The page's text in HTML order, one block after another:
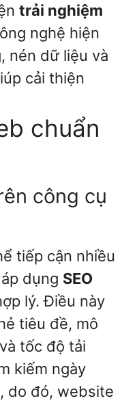
trải nghiệm
nghệ hiện
nén dữ liệu và
cải thiện
chuẩn
công cụ
tiếp cận nhiều
dụng SEO
lý. Điều này
tiêu đề, mô
tốc độ tải
kiếm ngày
do đó, website